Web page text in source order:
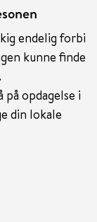
endelig forbi
kunne finde
opdagelse i
din lokale